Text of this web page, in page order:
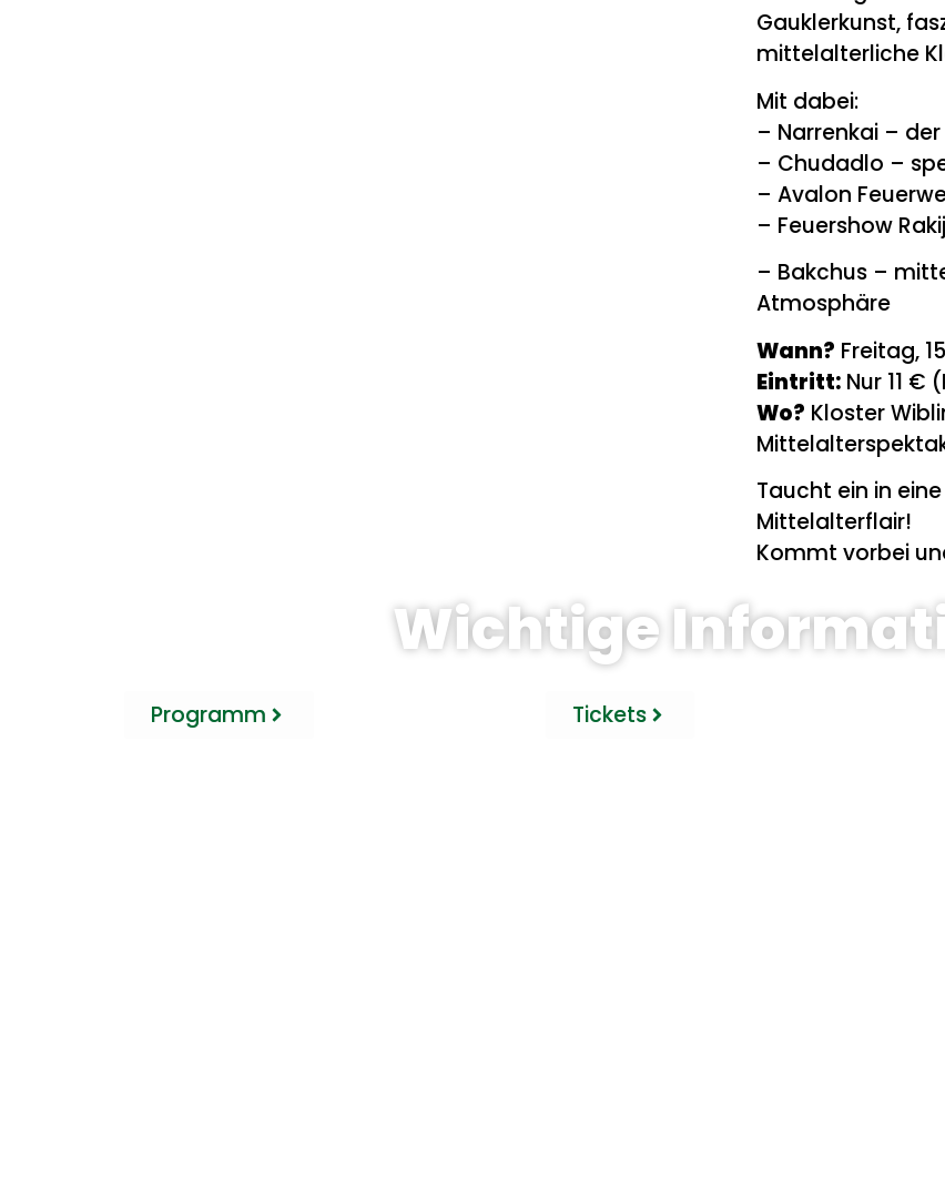
Gauklerkunst,
mittelalterliche
Mit dabei:
– Narrenkai –
– Chudadlo –
– Avalon
– Feuershow
– Bakchus –
Atmosphäre
Wann? Freitag,
Eintritt: Nur 11 €
Wo? Kloster
Taucht ein in
Mittelalterflair!
Kommt vorbei
Wichtige
Programm Tickets